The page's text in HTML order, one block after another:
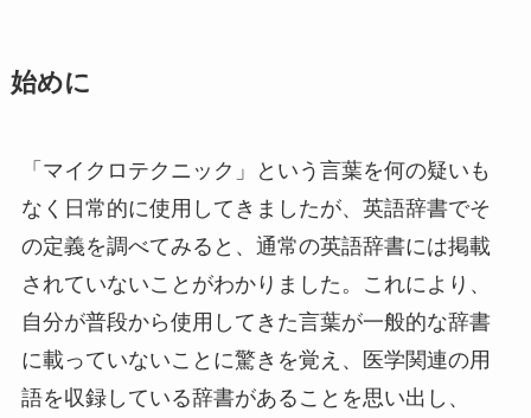
始めに
「マイクロテクニック」という言葉を何の疑いも
なく日常的に使用してきましたが、英語辞書でそ
の定義を調べてみると、通常の英語辞書には掲載
されていないことがわかりました。これにより、
自分が普段から使用してきた言葉が一般的な辞書
に載っていないことに驚きを覚え、医学関連の用
語を収録している辞書があることを思い出し、